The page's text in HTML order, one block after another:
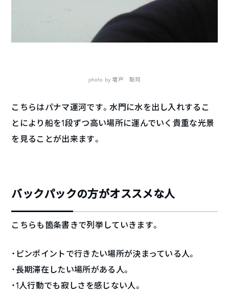
photo by 増戸 聡司
こちらはパナマ運河です。水門に水を出し入れするこ
とにより船を1段ずつ高い場所に運んでいく貴重な光景
を見ることが出来ます。
バックパックの方がオススメな人
こちらも箇条書きで列挙していきます。
・ピンポイントで行きたい場所が決まっている人。
・長期滞在したい場所がある人。
・1人行動でも寂しさを感じない人。